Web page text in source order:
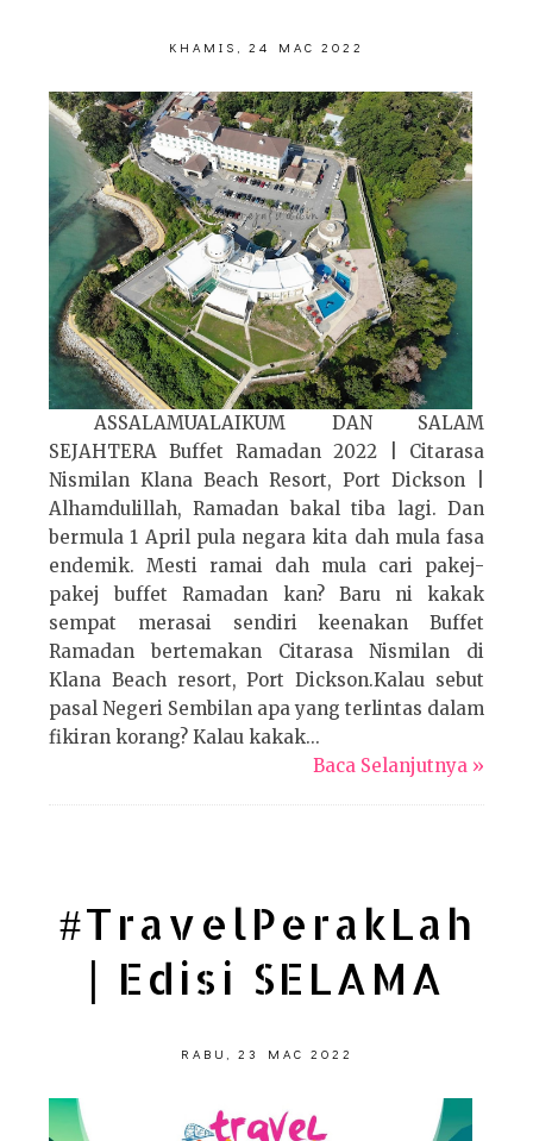
KHAMIS, 24 MAC 2022
ASSALAMUALAIKUM DAN SALAM
SEJAHTERA Buffet Ramadan 2022 | Citarasa
Nismilan Klana Beach Resort, Port Dickson |
Alhamdulillah, Ramadan bakal tiba lagi. Dan
bermula 1 April pula negara kita dah mula fasa
endemik. Mesti ramai dah mula cari pakej-
pakej buffet Ramadan kan? Baru ni kakak
sempat merasai sendiri keenakan Buffet
Ramadan bertemakan Citarasa Nismilan di
Klana Beach resort, Port Dickson.Kalau sebut
pasal Negeri Sembilan apa yang terlintas dalam
fikiran korang? Kalau kakak...
Baca Selanjutnya »
#TravelPerakLah
| Edisi SELAMA
RABU, 23 MAC 2022